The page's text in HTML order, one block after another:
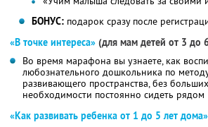
БОНУС:подарок сразу после
«В точке интереса» (для мам детей от 3 до
Во время марафона вы узнаете, как
любознательного дошкольника по
развивающего пространства, без
необходимости постоянно сидеть рядом
«Как развивать ребенка от 1 до 5 лет дома»